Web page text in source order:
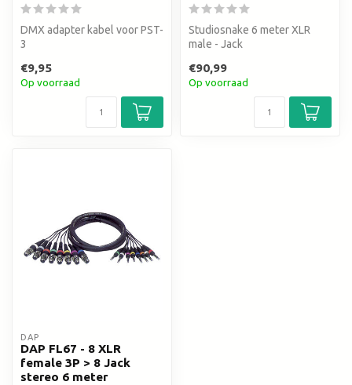
DMX adapter kabel voor PST-
3
€9,95
Op voorraad
Studiosnake 6 meter XLR
male - Jack
€90,99
Op voorraad
DAP
DAP FL67 - 8 XLR
female 3P > 8 Jack
stereo 6 meter